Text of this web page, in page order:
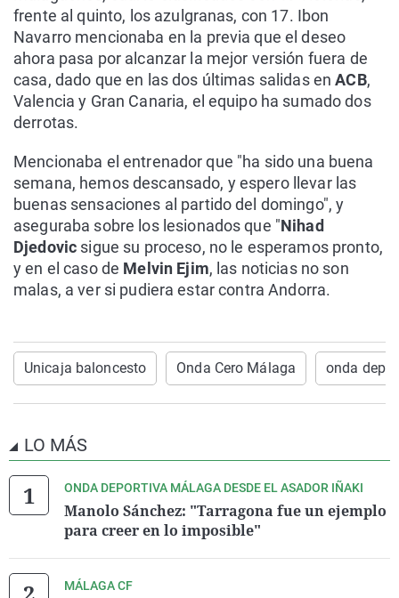
frente al quinto, los azulgranas, con 17. Ibon
Navarro mencionaba en la previa que el deseo
ahora pasa por alcanzar la mejor versión fuera de
casa, dado que en las dos últimas salidas enACB,
Valencia y Gran Canaria, el equipo ha sumado dos
derrotas.
Mencionaba el entrenador que "ha sido una buena
semana, hemos descansado, y espero llevar las
buenas sensaciones al partido del domingo", y
aseguraba sobre los lesionados que "Nihad
Djedovic sigue su proceso, no le esperamos pronto,
y en el caso de Melvin Ejim, las noticias no son
malas, a ver si pudiera estar contra Andorra.
Unicaja baloncesto Onda Cero Málaga onda
LO MÁS
ONDA DEPORTIVA MÁLAGA DESDE EL ASADOR IÑAKI
Manolo Sánchez: "Tarragona fue un ejemplo
para creer en lo imposible"
MÁLAGA CF